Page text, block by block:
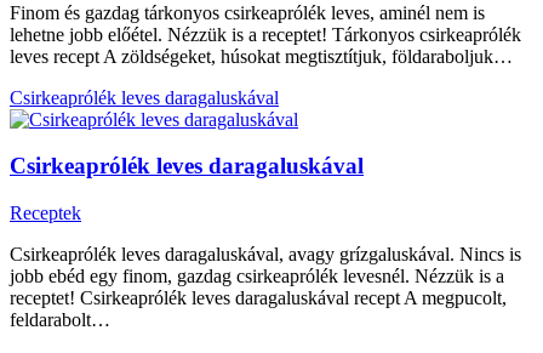
Finom és gazdag tárkonyos csirkeaprólék leves, aminél nem is
lehetne jobb előétel. Nézzük is a receptet! Tárkonyos csirkeaprólék
leves recept A zöldségeket, húsokat megtisztítjuk, földaraboljuk…
Csirkeaprólék leves daragaluskával
Csirkeaprólék leves daragaluskával
Receptek
Csirkeaprólék leves daragaluskával, avagy grízgaluskával. Nincs is
jobb ebéd egy finom, gazdag csirkeaprólék levesnél. Nézzük is a
receptet! Csirkeaprólék leves daragaluskával recept A megpucolt,
feldarabolt…